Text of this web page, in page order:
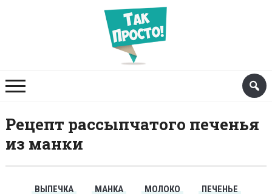
Рецепт рассыпчатого печенья
из манки
ВЫПЕЧКА МАНКА МОЛОКО
ПЕЧЕНЬЕ